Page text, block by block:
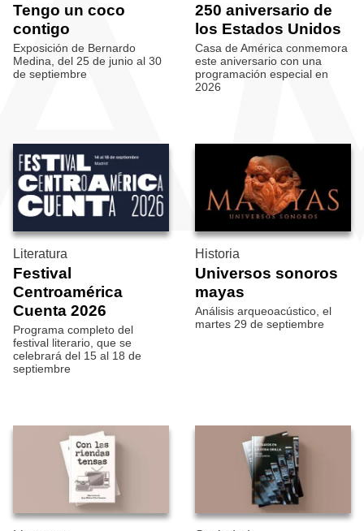
Tengo un coco
contigo
Exposición de Bernardo
Medina, del 25 de junio al 30
de septiembre
250 aniversario de
los Estados Unidos
Casa de América conmemora
este aniversario con una
programación especial en
2026
Literatura
Festival
Centroamérica
Cuenta 2026
Programa completo del
festival literario, que se
celebrará del 15 al 18 de
septiembre
Historia
Universos sonoros
mayas
Análisis arqueoacústico, el
martes 29 de septiembre